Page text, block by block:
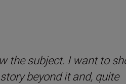
the subject. I want to
beyond it and, quite